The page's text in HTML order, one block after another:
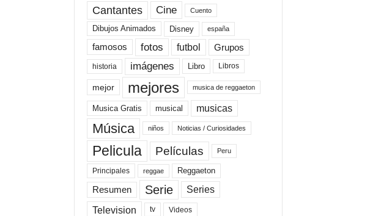
Cantantes Cine Cuento
Dibujos Animados Disney españa
famosos fotos futbol Grupos
historia imágenes Libro Libros
mejor mejores musica de reggaeton
Musica Gratis musical musicas
Música niños Noticias / Curiosidades
Pelicula Películas Peru
Principales reggae Reggaeton
Resumen Serie Series
Television tv Videos